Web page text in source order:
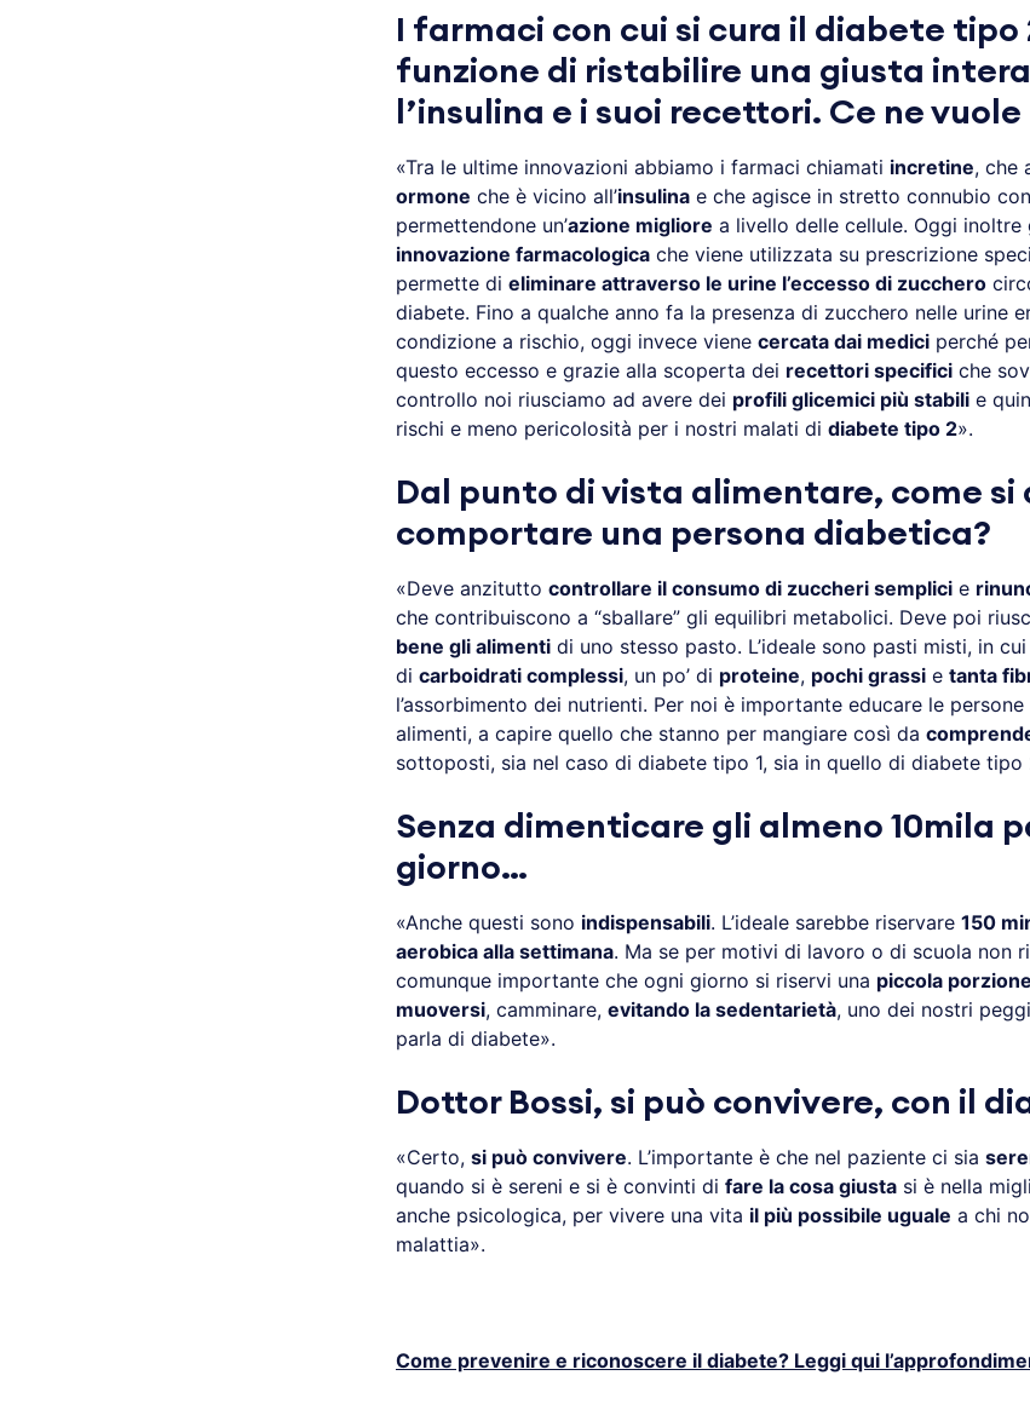
I farmaci con cui si cura il diabete tipo
funzione di ristabilire una giusta
l’insulina e i suoi recettori. Ce ne
«Tra le ultime innovazioni abbiamo i farmaci chiamati incretine, che
ormone che è vicino all’insulina e che agisce in stretto connubio
permettendone un’azione migliore a livello delle cellule. Oggi inoltre
innovazione farmacologica che viene utilizzata su prescrizione
permette di eliminare attraverso le urine l’eccesso di zucchero
diabete. Fino a qualche anno fa la presenza di zucchero nelle urine
condizione a rischio, oggi invece viene cercata dai medici perché
questo eccesso e grazie alla scoperta dei recettori specifici che
controllo noi riusciamo ad avere dei profili glicemici più stabili e
rischi e meno pericolosità per i nostri malati di diabete tipo 2».
Dal punto di vista alimentare, come si
comportare una persona diabetica?
«Deve anzitutto controllare il consumo di zuccheri semplici e
che contribuiscono a “sballare” gli equilibri metabolici. Deve poi
bene gli alimenti di uno stesso pasto. L’ideale sono pasti misti, in
di carboidrati complessi, un po’ di proteine, pochi grassi e tanta
l’assorbimento dei nutrienti. Per noi è importante educare le
alimenti, a capire quello che stanno per mangiare così da
sottoposti, sia nel caso di diabete tipo 1, sia in quello di diabete tipo
Senza dimenticare gli almeno 10mila
giorno…
«Anche questi sono indispensabili. L’ideale sarebbe riservare 150
aerobica alla settimana. Ma se per motivi di lavoro o di scuola non
comunque importante che ogni giorno si riservi una piccola
muoversi, camminare, evitando la sedentarietà, uno dei nostri
parla di diabete».
Dottor Bossi, si può convivere, con il
«Certo, si può convivere. L’importante è che nel paziente ci sia
quando si è sereni e si è convinti di fare la cosa giusta si è nella
anche psicologica, per vivere una vita il più possibile uguale a chi
malattia».
Come prevenire e riconoscere il diabete? Leggi qui